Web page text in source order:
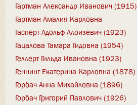
Гартман Александр Иванович (1915)
Гартман Амалия Карловна
Гасперт Адольф Алоизевич (1923)
Гацалова Тамара Гидовна (1954)
Геллерт Гильда Ивановна (1923)
Геннинг Екатерина Карловна (1878)
Горбач Анна Михайловна (1896)
Горбач Григорий Павлович (1926)